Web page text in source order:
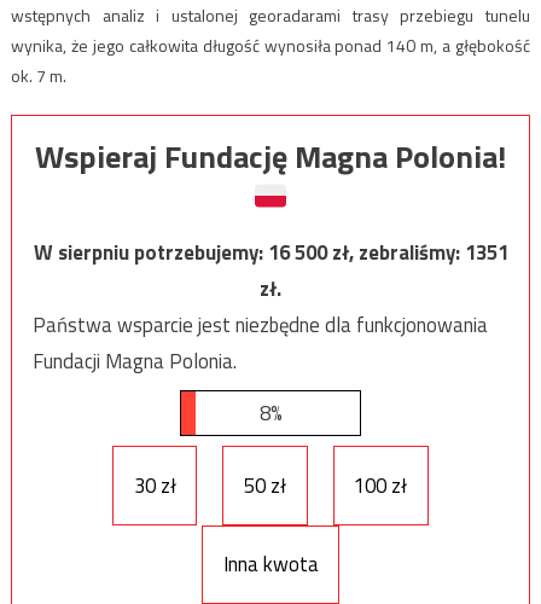
wstępnych analiz i ustalonej georadarami trasy przebiegu tunelu
wynika, że jego całkowita długość wynosiła ponad 140 m, a głębokość
ok. 7 m.
Wspieraj Fundację Magna Polonia!
W sierpniu potrzebujemy:16 500zł, zebraliśmy:1351
zł.
Państwa wsparcie jest niezbędne dla funkcjonowania
Fundacji Magna Polonia.
8%
30 zł 50 zł 100 zł
Inna kwota